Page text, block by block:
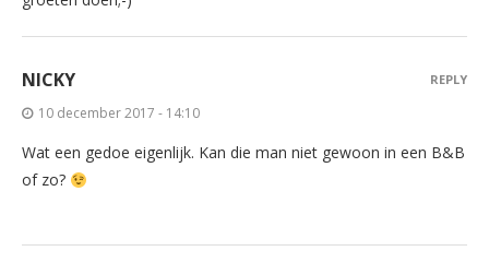
NICKY
10 december 2017 - 14:10
Wat een gedoe eigenlijk. Kan die man niet gewoon in een B&B
of zo?
REPLY